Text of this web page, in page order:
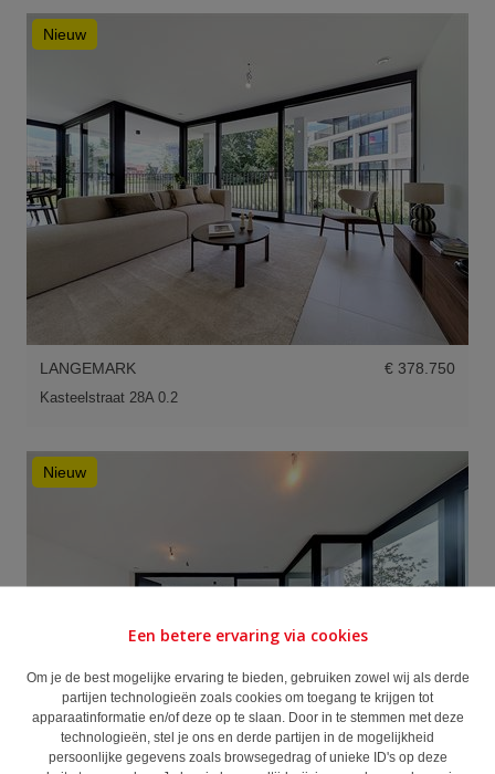
Nieuw
LANGEMARK € 378.750
Kasteelstraat 28A 0.2
Nieuw
Een betere ervaring via cookies
Om je de best mogelijke ervaring te bieden, gebruiken zowel wij als derde
partijen technologieën zoals cookies om toegang te krijgen tot
apparaatinformatie en/of deze op te slaan. Door in te stemmen met deze
technologieën, stel je ons en derde partijen in de mogelijkheid
persoonlijke gegevens zoals browsegedrag of unieke ID's op deze